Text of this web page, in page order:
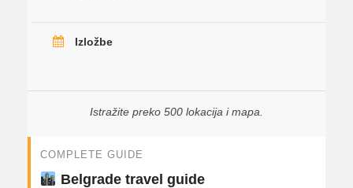
Izložbe
Istražite preko 500 lokacija i mapa.
COMPLETE GUIDE
Belgrade travel guide